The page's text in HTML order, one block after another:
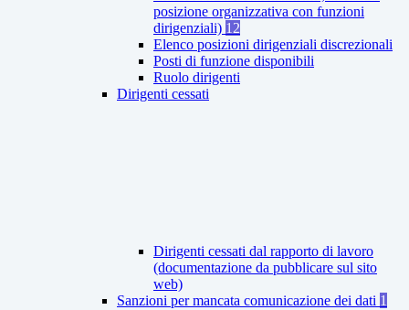
posizione organizzativa con funzioni
dirigenziali) 12
Elenco posizioni dirigenziali discrezionali
Posti di funzione disponibili
Ruolo dirigenti
Dirigenti cessati
Dirigenti cessati dal rapporto di lavoro
(documentazione da pubblicare sul sito
web)
Sanzioni per mancata comunicazione dei dati 1